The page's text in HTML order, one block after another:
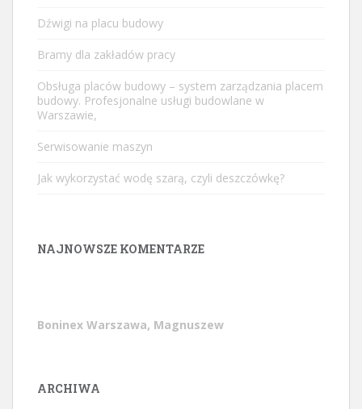
Dźwigi na placu budowy
Bramy dla zakładów pracy
Obsługa placów budowy – system zarządzania placem
budowy. Profesjonalne usługi budowlane w
Warszawie,
Serwisowanie maszyn
Jak wykorzystać wodę szarą, czyli deszczówkę?
NAJNOWSZE KOMENTARZE
Boninex Warszawa, Magnuszew
ARCHIWA